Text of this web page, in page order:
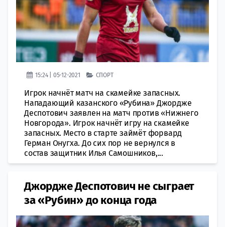
15:24 | 05-12-2021 СПОРТ
Игрок начнёт матч на скамейке запасных.
Нападающий казанского «Рубина» Джордже
Деспотович заявлен на матч против «Нижнего
Новгорода». Игрок начнёт игру на скамейке
запасных. Место в старте займёт форвард
Герман Онугха. До сих пор не вернулся в
состав защитник Илья Самошников,...
Джордже Деспотович не сыграет
за «Рубин» до конца года